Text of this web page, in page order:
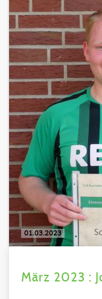
01.03.2023
März 2023 :